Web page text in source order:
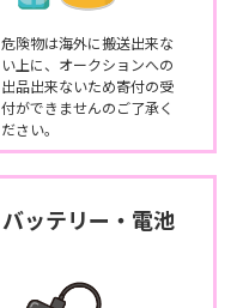
危険物は海外に搬送出来な
い上に、オークションへの
出品出来ないため寄付の受
付ができませんのご了承く
ださい。
バッテリー・電池